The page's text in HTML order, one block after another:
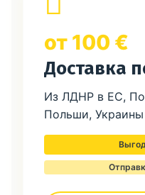
от 100 €
Доставка
Из ЛДНР в ЕС,
Польши,